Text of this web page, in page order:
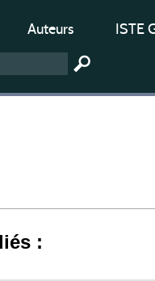
Auteurs ISTE
: